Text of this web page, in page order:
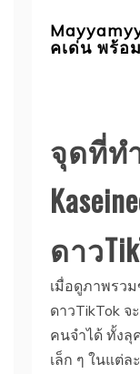
คเด่น พร้อ
จุดที่ท
ดาว
เมื่อดูภาพรว
ดาวTikTok จ
คนจำได้ ทั้งลุ
เล็ก ๆ ในแต่